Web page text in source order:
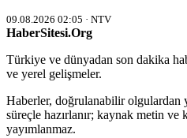
09.08.2026 02:05 · NTV
HaberSitesi.Org
Türkiye ve dünyadan son dakika
ve yerel gelişmeler.
Haberler, doğrulanabilir olgulardan
süreçle hazırlanır; kaynak metin ve
yayımlanmaz.